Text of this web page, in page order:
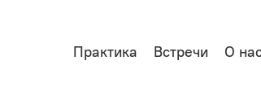
Практика Встречи О